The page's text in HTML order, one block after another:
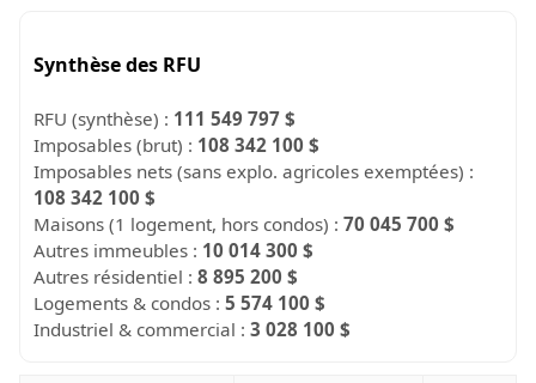
Synthèse des RFU
RFU (synthèse) : 111 549 797 $
Imposables (brut) : 108 342 100 $
Imposables nets (sans explo. agricoles exemptées) :
108 342 100 $
Maisons (1 logement, hors condos) :70 045 700 $
Autres immeubles : 10 014 300 $
Autres résidentiel :8 895 200 $
Logements & condos :5 574 100 $
Industriel & commercial :3 028 100 $